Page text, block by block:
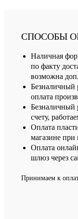
СПОСОБЫ
Наличная
по факту
возможна
Безналичный
оплата
Безналичный
счету,
Оплата
магазине
Оплата
шлюз через
Принимаем к